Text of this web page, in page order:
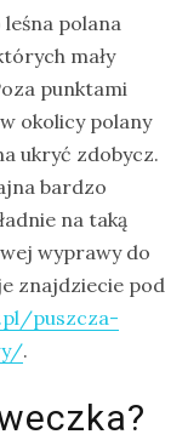
polana
mały
punktami
okolicy polany
ukryć zdobycz.
bardzo
na taką
wyprawy do
znajdziecie pod
puszcza-
.